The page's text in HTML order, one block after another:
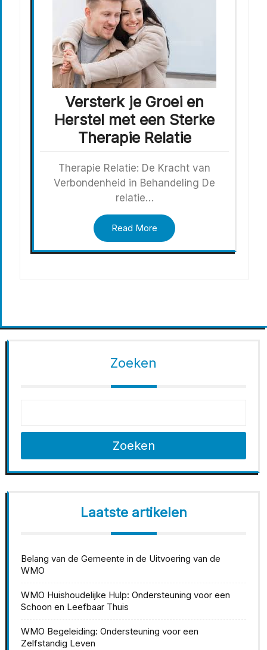
Versterk je Groei en
Herstel met een Sterke
Therapie Relatie
Therapie Relatie: De Kracht van
Verbondenheid in Behandeling De
relatie…
Read More
Zoeken
Zoeken
Laatste artikelen
Belang van de Gemeente in de Uitvoering van de
WMO
WMO Huishoudelijke Hulp: Ondersteuning voor een
Schoon en Leefbaar Thuis
WMO Begeleiding: Ondersteuning voor een
Zelfstandig Leven